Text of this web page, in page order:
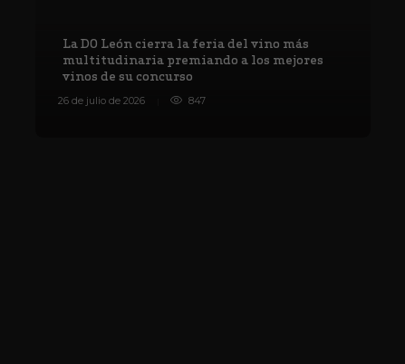
La DO León cierra la feria del vino más
multitudinaria premiando a los mejores
vinos de su concurso
26 de julio de 2026 847